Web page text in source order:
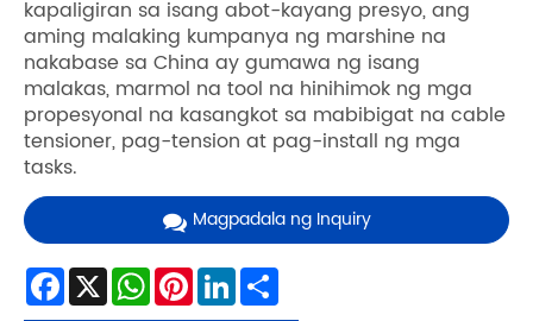
kapaligiran sa isang abot-kayang presyo, ang
aming malaking kumpanya ng marshine na
nakabase sa China ay gumawa ng isang
malakas, marmol na tool na hinihimok ng mga
propesyonal na kasangkot sa mabibigat na cable
tensioner, pag-tension at pag-install ng mga
tasks.
Magpadala ng Inquiry
Facebook
X WhatsApp
Pinterest
LinkedIn